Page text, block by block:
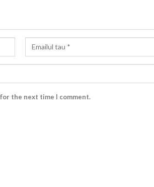
the next time I comment.